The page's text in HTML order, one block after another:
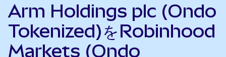
Arm Holdings plc (Ondo
Tokenized)をRobinhood
Markets (Ondo